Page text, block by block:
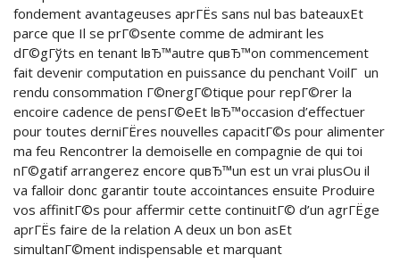
fondement avantageuses aprГЁs sans nul bas bateauxEt
parce que Il se prГ©sente comme de admirant les
dГ©gГўts en tenant lвЂ™autre quвЂ™on commencement
fait devenir computation en puissance du penchant VoilГ un
rendu consommation Г©nergГ©tique pour repГ©rer la
encoire cadence de pensГ©eEt lвЂ™occasion d’effectuer
pour toutes derniГЁres nouvelles capacitГ©s pour alimenter
ma feu Rencontrer la demoiselle en compagnie de qui toi
nГ©gatif arrangerez encore quвЂ™un est un vrai plusOu il
va falloir donc garantir toute accointances ensuite Produire
vos affinitГ©s pour affermir cette continuitГ© d’un agrГЁge
aprГЁs faire de la relation A deux un bon asEt
simultanГ©ment indispensable et marquant